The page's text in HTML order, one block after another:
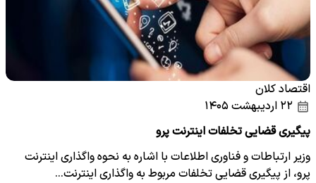
اقتصاد کلان
پیگیری قضایی تخلفات اینترنت‌ پرو
وزیر ارتباطات و فناوری اطلاعات با اشاره به نحوه واگذاری اینترنت
پرو، از پیگیری قضایی تخلفات مربوط به واگذاری اینترنت…